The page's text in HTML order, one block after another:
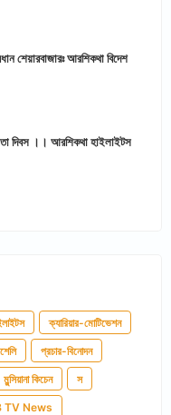
শেয়ারবাজারঃ আরশিকথা বিদেশ
দিবস ।। আরশিকথা হাইলাইটস
ক্যারিয়ার-মোটিভেশন
প্রচার-বিনোদন
মুন্সিয়ানা কিচেন স
TV News